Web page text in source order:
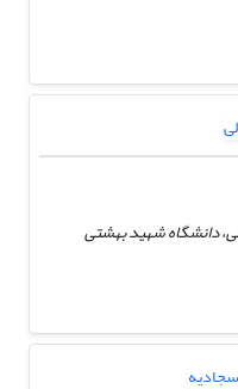
دانشگاه شهید بهشتی